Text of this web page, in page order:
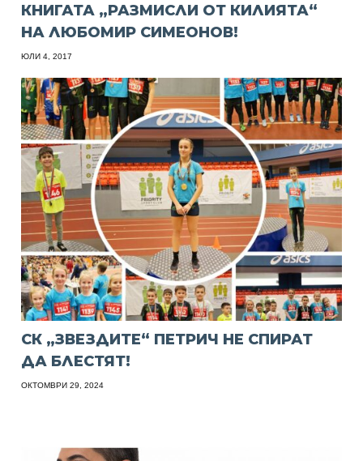
КНИГАТА „РАЗМИСЛИ ОТ КИЛИЯТА“
НА ЛЮБОМИР СИМЕОНОВ!
ЮЛИ 4, 2017
СК „ЗВЕЗДИТЕ“ ПЕТРИЧ НЕ СПИРАТ
ДА БЛЕСТЯТ!
ОКТОМВРИ 29, 2024